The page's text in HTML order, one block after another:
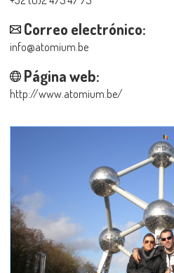
Correo electrónico:
info@atomium.be
Página web:
http://www.atomium.be/